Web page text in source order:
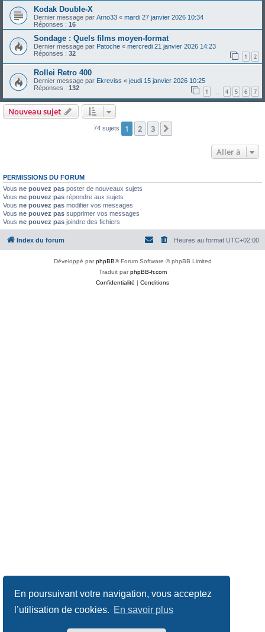
En poursuivant votre navigation, vous acceptez
l’utilisation de cookies. En savoir plus
Kodak Double-X
Dernier message par Arno33 « mardi 27 janvier 2026 10:34
Réponses : 16
Sondage : Quels films moyen-format
Dernier message par Patoche « mercredi 21 janvier 2026 14:23
Réponses : 32 1 2
Rollei Retro 400
Dernier message par Ekreviss « jeudi 15 janvier 2026 10:25
Réponses : 132 1 4 5 6 7
Nouveau sujet
74 sujets 1 2 3
Aller à
PERMISSIONS DU FORUM
Vous ne pouvez pas poster de nouveaux sujets
Vous ne pouvez pas répondre aux sujets
Vous ne pouvez pas modifier vos messages
Vous ne pouvez pas supprimer vos messages
Vous ne pouvez pas joindre des fichiers
Index du forum Heures au format UTC+02:00
Développé parphpBB® Forum Software © phpBB Limited
Traduit parphpBB-fr.com
Confidentialité | Conditions